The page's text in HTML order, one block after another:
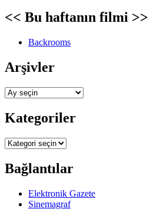
<< Bu haftanın filmi >>
Backrooms
Arşivler
Arşivler
Kategoriler
Kategoriler
Bağlantılar
Elektronik Gazete
Sinemagraf